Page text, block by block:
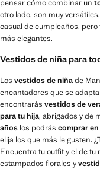
pensar cómo combinar un
otro lado, son muy
casual de cumpleaños,
más elegantes.
Vestidos de niña para
Los vestidos de niñade
encantadores que se
encontrarás vestidos de
para tu hija, abrigados y de
años los podrás comprar
elija los que más le gusten.
Encuentra tu outfit y el de
estampados florales y